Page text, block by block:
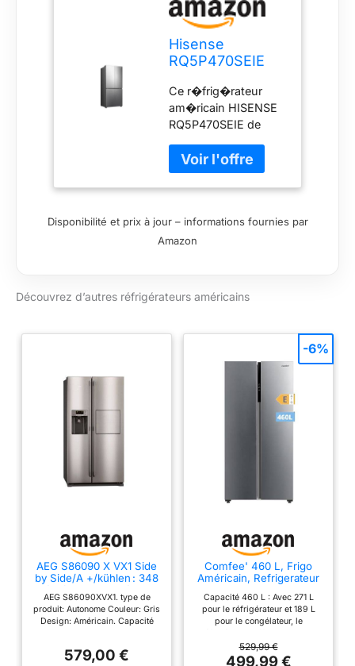
Hisense
RQ5P470SEIE
Pose libre 499 L
E Acier
inoxydable
Ce r�frig�rateur
am�ricain HISENSE
RQ5P470SEIE de
u...
Disponibilité et prix à jour – informations fournies par
Amazon
Découvrez d’autres réfrigérateurs américains
AEG S86090 X VX1 Side
by Side/A +/kühlen : 348
inoxydable
AEG S86090XVX1. type de
produit: Autonome Couleur: Gris
Design: Américain. Capacité
44 dB. Capacité nette du
579,00 €
Comfee' 460 L, Frigo
Américain, Refrigerateur
Inox
Capacité 460 L : Avec 271 L
pour le réfrigérateur et 189 L
pour le congélateur, le
généreux pour stocker une
grande quantité d'aliments et de
529,99 €
499,99 €
-6%